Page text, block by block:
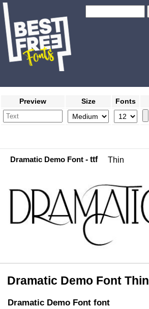
Preview Size Fonts
Dramatic Demo Font - ttf Thin
Dramatic Demo Font Thin
Dramatic Demo Font font